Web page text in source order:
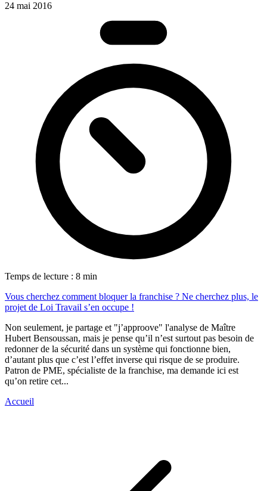
24 mai 2016
Temps de lecture : 8 min
Vous cherchez comment bloquer la franchise ? Ne cherchez plus, le
projet de Loi Travail s’en occupe !
Non seulement, je partage et "j’approove" l'analyse de Maître
Hubert Bensoussan, mais je pense qu’il n’est surtout pas besoin de
redonner de la sécurité dans un système qui fonctionne bien,
d’autant plus que c’est l’effet inverse qui risque de se produire.
Patron de PME, spécialiste de la franchise, ma demande ici est
qu’on retire cet...
Accueil